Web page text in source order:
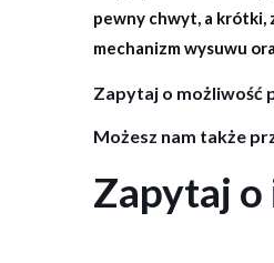
pewny chwyt, a krótki,
mechanizm wysuwu
Zapytaj o możliwość
Możesz nam także
Zapytaj